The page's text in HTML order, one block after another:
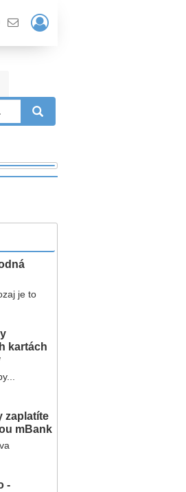
Prihlásiť
/
Registrácia
je to
kartách
zaplatíte
mBank
-